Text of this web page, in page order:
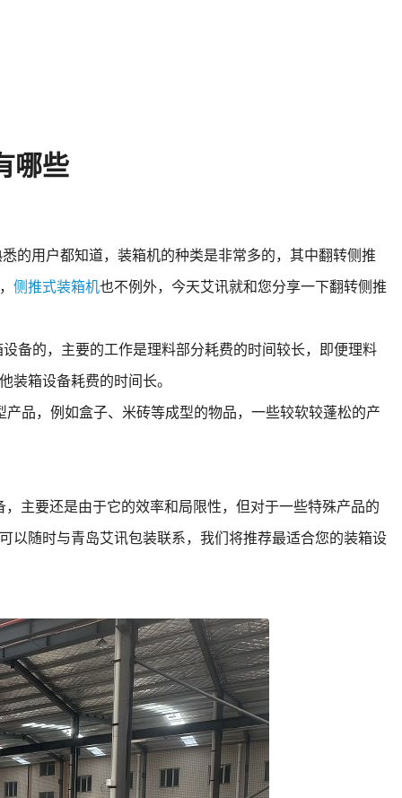
哪些
用户都知道，装箱机的种类是非常多的，其中翻转侧推
侧推式装箱机也不例外，今天艾讯就和您分享一下翻转侧推
备的，主要的工作是理料部分耗费的时间较长，即便理料
箱设备耗费的时间长。
品，例如盒子、米砖等成型的物品，一些较软较蓬松的产
要还是由于它的效率和局限性，但对于一些特殊产品的
以随时与青岛艾讯包装联系，我们将推荐最适合您的装箱设